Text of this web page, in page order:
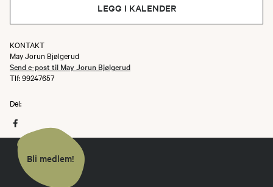
LEGG I KALENDER
KONTAKT
May Jorun Bjølgerud
Send e-post til May Jorun Bjølgerud
Tlf: 99247657
Del:
Bli medlem!